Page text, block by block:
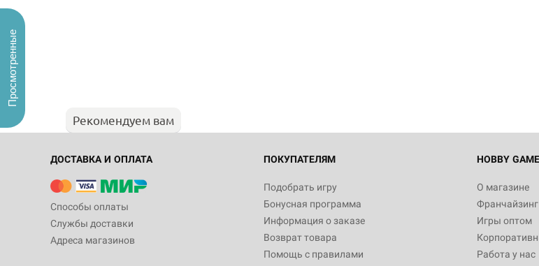
Рекомендуем вам
ДОСТАВКА И ОПЛАТА
Способы оплаты
Службы доставки
Адреса магазинов
ПОКУПАТЕЛЯМ
Подобрать игру
Бонусная программа
Информация о заказе
Возврат товара
Помощь с правилами
HOBBY
О магазине
Франчайзинг
Игры оптом
Работа у нас
Просмотренные
Белая
12 990
3 490